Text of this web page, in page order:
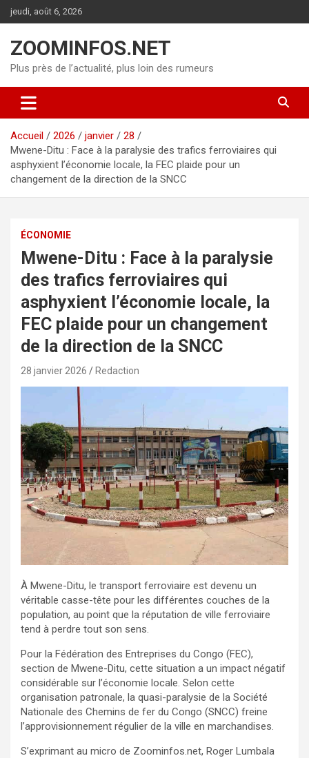
Aller
au
jeudi, août 6, 2026
ZOOMINFOS.NET
Plus près de l’actualité, plus loin des rumeurs
Accueil 2026 janvier
28
Mwene-Ditu : Face à la paralysie des trafics ferroviaires qui
asphyxient l’économie locale, la FEC plaide pour un
changement de la direction de la SNCC
ÉCONOMIE
Mwene-Ditu : Face à la paralysie
des trafics ferroviaires qui
asphyxient l’économie locale, la
FEC plaide pour un changement
de la direction de la SNCC
28 janvier 2026 Redaction
À Mwene-Ditu, le transport ferroviaire est devenu un
véritable casse-tête pour les différentes couches de la
population, au point que la réputation de ville ferroviaire
tend à perdre tout son sens.
Pour la Fédération des Entreprises du Congo (FEC),
section de Mwene-Ditu, cette situation a un impact négatif
considérable sur l’économie locale. Selon cette
organisation patronale, la quasi-paralysie de la Société
Nationale des Chemins de fer du Congo (SNCC) freine
l’approvisionnement régulier de la ville en marchandises.
S’exprimant au micro de Zoominfos.net, Roger Lumbala